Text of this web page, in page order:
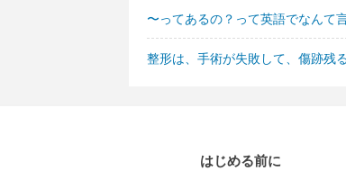
〜ってあるの？って英語でなんて
整形は、手術が失敗して、傷跡残
はじめる前に